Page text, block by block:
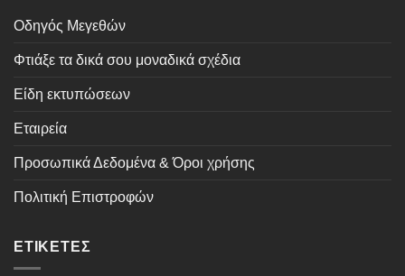
Οδηγός Μεγεθών
Φτιάξε τα δικά σου μοναδικά σχέδια
Είδη εκτυπώσεων
Εταιρεία
Προσωπικά Δεδομένα & Όροι χρήσης
Πολιτική Επιστροφών
ΕΤΙΚΈΤΕΣ